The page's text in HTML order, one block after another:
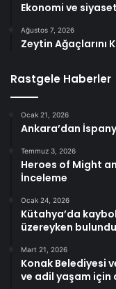
Ekonomi ve
Ağustos 7, 2026
Zeytin Ağaçlarını
Rastgele Haberler
Ocak 21, 2026
Ankara’dan
Temmuz 3, 2026
Heroes of Might
İnceleme
Ocak 24, 2026
Kütahya’da
üzereyken bulundu
Mart 21, 2026
Konak Belediyesi
ve adil yaşam için